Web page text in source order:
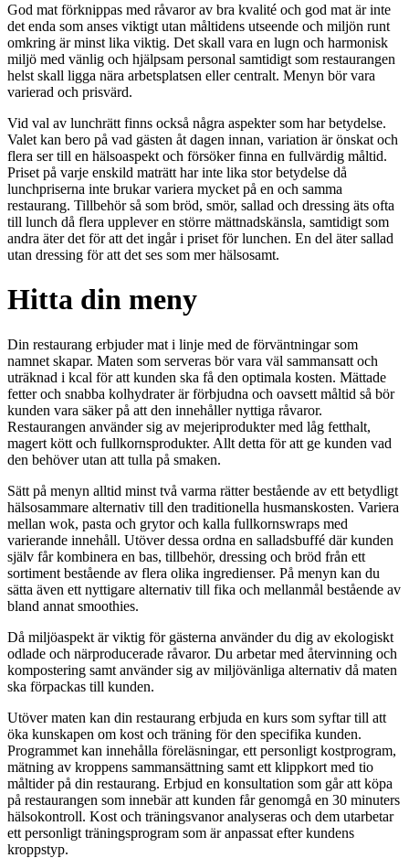
God mat förknippas med råvaror av bra kvalité och god mat är inte
det enda som anses viktigt utan måltidens utseende och miljön runt
omkring är minst lika viktig. Det skall vara en lugn och harmonisk
miljö med vänlig och hjälpsam personal samtidigt som restaurangen
helst skall ligga nära arbetsplatsen eller centralt. Menyn bör vara
varierad och prisvärd.
Vid val av lunchrätt finns också några aspekter som har betydelse.
Valet kan bero på vad gästen åt dagen innan, variation är önskat och
flera ser till en hälsoaspekt och försöker finna en fullvärdig måltid.
Priset på varje enskild maträtt har inte lika stor betydelse då
lunchpriserna inte brukar variera mycket på en och samma
restaurang. Tillbehör så som bröd, smör, sallad och dressing äts ofta
till lunch då flera upplever en större mättnadskänsla, samtidigt som
andra äter det för att det ingår i priset för lunchen. En del äter sallad
utan dressing för att det ses som mer hälsosamt.
Hitta din meny
Din restaurang erbjuder mat i linje med de förväntningar som
namnet skapar. Maten som serveras bör vara väl sammansatt och
uträknad i kcal för att kunden ska få den optimala kosten. Mättade
fetter och snabba kolhydrater är förbjudna och oavsett måltid så bör
kunden vara säker på att den innehåller nyttiga råvaror.
Restaurangen använder sig av mejeriprodukter med låg fetthalt,
magert kött och fullkornsprodukter. Allt detta för att ge kunden vad
den behöver utan att tulla på smaken.
Sätt på menyn alltid minst två varma rätter bestående av ett betydligt
hälsosammare alternativ till den traditionella husmanskosten. Variera
mellan wok, pasta och grytor och kalla fullkornswraps med
varierande innehåll. Utöver dessa ordna en salladsbuffé där kunden
själv får kombinera en bas, tillbehör, dressing och bröd från ett
sortiment bestående av flera olika ingredienser. På menyn kan du
sätta även ett nyttigare alternativ till fika och mellanmål bestående av
bland annat smoothies.
Då miljöaspekt är viktig för gästerna använder du dig av ekologiskt
odlade och närproducerade råvaror. Du arbetar med återvinning och
kompostering samt använder sig av miljövänliga alternativ då maten
ska förpackas till kunden.
Utöver maten kan din restaurang erbjuda en kurs som syftar till att
öka kunskapen om kost och träning för den specifika kunden.
Programmet kan innehålla föreläsningar, ett personligt kostprogram,
mätning av kroppens sammansättning samt ett klippkort med tio
måltider på din restaurang. Erbjud en konsultation som går att köpa
på restaurangen som innebär att kunden får genomgå en 30 minuters
hälsokontroll. Kost och träningsvanor analyseras och dem utarbetar
ett personligt träningsprogram som är anpassat efter kundens
kroppstyp.